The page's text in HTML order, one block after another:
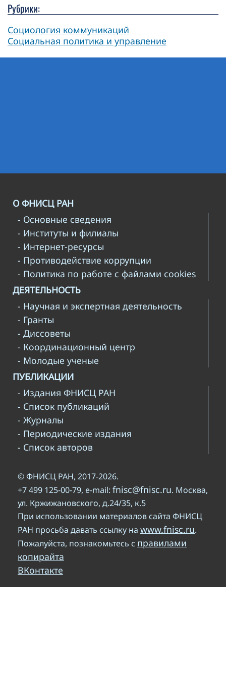
Рубрики:
Социология коммуникаций
Социальная политика и управление
О ФНИСЦ РАН
- Основные сведения
- Институты и филиалы
- Интернет-ресурсы
- Противодействие коррупции
- Политика по работе с файлами cookies
ДЕЯТЕЛЬНОСТЬ
- Научная и экспертная деятельность
- Гранты
- Диссоветы
- Координационный центр
- Молодые ученые
ПУБЛИКАЦИИ
- Издания ФНИСЦ РАН
- Список публикаций
- Журналы
- Периодические издания
- Список авторов
© ФНИСЦ РАН, 2017-2026.
+7 499 125-00-79, e-mail: fnisc@fnisc.ru. Москва,
ул. Кржижановского, д.24/35, к.5
При использовании материалов сайта ФНИСЦ
РАН просьба давать ссылку на www.fnisc.ru.
Пожалуйста, познакомьтесь с правилами
копирайта
ВКонтакте